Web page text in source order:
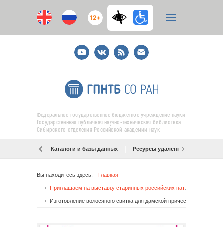
12+
YoutubeВКонтакте
RSS
E-
mail
подписка
Федеральное государственное бюджетное учреждение науки
Государственная публичная научно-техническая библиотека
Сибирского отделения Российской академии наук
Каталоги и базы данных Ресурсы удаленного доступа
Вы находитесь здесь: Главная
Изготовление волосяного свитка для дамской прически